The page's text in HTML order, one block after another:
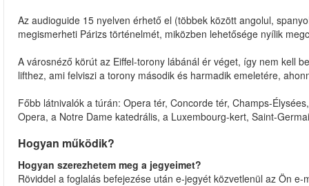
Az audioguide 15 nyelven érhető el (többek között angolul,
megismerheti Párizs történelmét, miközben lehetősége nyílik
A városnéző körút az Eiffel-torony lábánál ér véget, így nem kell
lifthez, ami felviszi a torony második és harmadik emeletére,
Főbb látnivalók a túrán: Opera tér, Concorde tér, Champs-
Opera, a Notre Dame katedrális, a Luxembourg-kert, Saint-
Hogyan működik?
Hogyan szerezhetem meg a jegyeimet?
Röviddel a foglalás befejezése után e-jegyét közvetlenül az Ön e-